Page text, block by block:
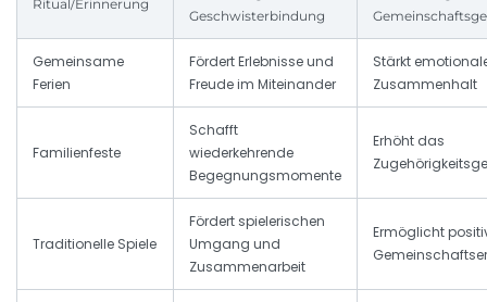
Ritual/Erinnerung
Geschwisterbindung
Gemeinsame
Ferien
Fördert Erlebnisse und
Freude im Miteinander
Stärkt
Zusammenhalt
Familienfeste
Schafft
wiederkehrende
Begegnungsmomente
Erhöht das
Traditionelle Spiele
Fördert spielerischen
Umgang und
Zusammenarbeit
Ermöglicht